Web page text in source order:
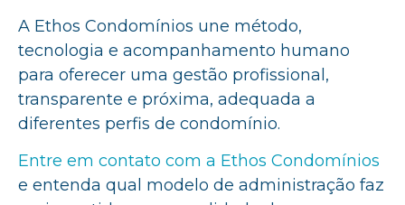
A Ethos Condomínios une método,
tecnologia e acompanhamento humano
para oferecer uma gestão profissional,
transparente e próxima, adequada a
diferentes perfis de condomínio.
Entre em contato com a Ethos Condomínios
e entenda qual modelo de administração faz